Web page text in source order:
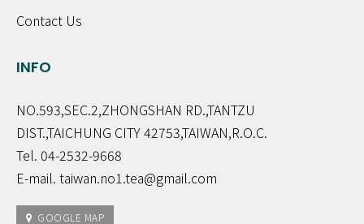
INFO
NO.593,SEC.2,ZHONGSHAN RD.,TANTZU
DIST.,TAICHUNG CITY 42753,TAIWAN,R.O.C.
Tel. 04-2532-9668
E-mail. taiwan.no1.tea@gmail.com
GOOGLE MAP
Contact Us